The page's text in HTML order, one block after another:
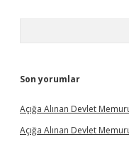
Son yorumlar
Açığa Alınan Devlet
Açığa Alınan Devlet